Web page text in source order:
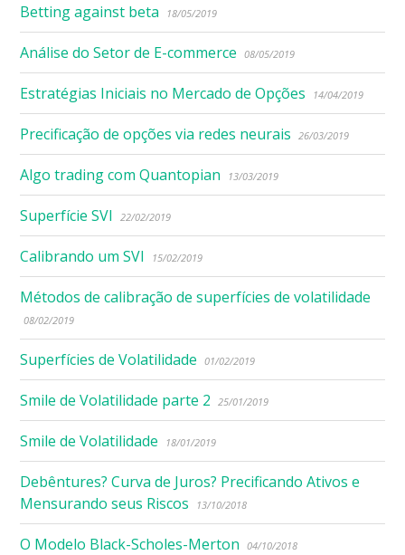
Betting against beta 18/05/2019
Análise do Setor de E-commerce 08/05/2019
Estratégias Iniciais no Mercado de Opções 14/04/2019
Precificação de opções via redes neurais 26/03/2019
Algo trading com Quantopian 13/03/2019
Superfície SVI 22/02/2019
Calibrando um SVI 15/02/2019
Métodos de calibração de superfícies de volatilidade
08/02/2019
Superfícies de Volatilidade 01/02/2019
Smile de Volatilidade parte 2 25/01/2019
Smile de Volatilidade 18/01/2019
Debêntures? Curva de Juros? Precificando Ativos e
Mensurando seus Riscos
13/10/2018
O Modelo Black-Scholes-Merton 04/10/2018